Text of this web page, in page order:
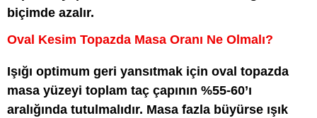
biçimde azalır.
Oval Kesim Topazda Masa Oranı Ne Olmalı?
Işığı optimum geri yansıtmak için oval topazda
masa yüzeyi toplam taç çapının %55-60’ı
aralığında tutulmalıdır. Masa fazla büyürse ışık